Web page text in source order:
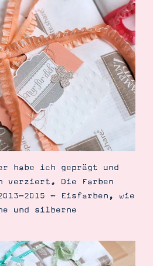
habe ich geprägt und
verziert. Die Farben
2015 - Eisfarben, wie
und silberne